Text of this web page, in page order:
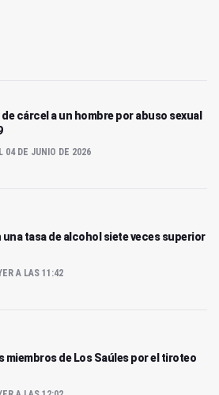
de cárcel a un hombre por abuso sexual
04 DE JUNIO DE 2026
tasa de alcohol siete veces superior
A LAS 11:42
miembros de Los Saúles por el tiroteo